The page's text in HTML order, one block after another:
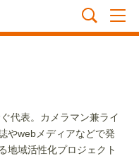
代表。カメラマン兼ライ
やwebメディアなどで発
地域活性化プロジェクト